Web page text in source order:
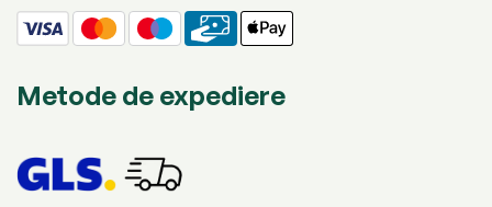
Metode de expediere